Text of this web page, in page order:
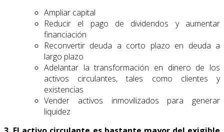
Ampliar capital
Reducir el pago de dividendos y aumentar
financiación
Reconvertir deuda a corto plazo en deuda a
largo plazo
Adelantar la transformación en dinero de los
activos circulantes, tales como clientes y
existencias
Vender activos inmovilizados para generar
liquidez